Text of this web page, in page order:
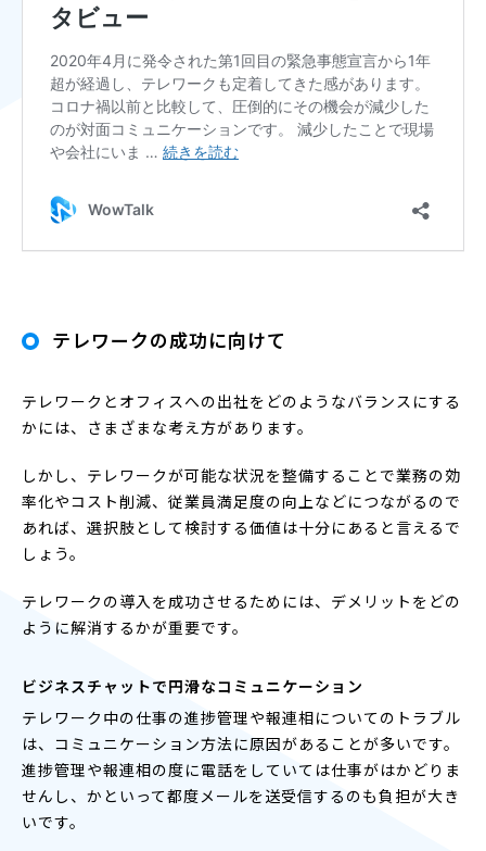
テレワークの成功に向けて
テレワークとオフィスへの出社をどのようなバランスにする
かには、さまざまな考え方があります。
しかし、テレワークが可能な状況を整備することで業務の効
率化やコスト削減、従業員満足度の向上などにつながるので
あれば、選択肢として検討する価値は十分にあると言えるで
しょう。
テレワークの導入を成功させるためには、デメリットをどの
ように解消するかが重要です。
ビジネスチャットで円滑なコミュニケーション
テレワーク中の仕事の進捗管理や報連相についてのトラブル
は、コミュニケーション方法に原因があることが多いです。
進捗管理や報連相の度に電話をしていては仕事がはかどりま
せんし、かといって都度メールを送受信するのも負担が大き
いです。